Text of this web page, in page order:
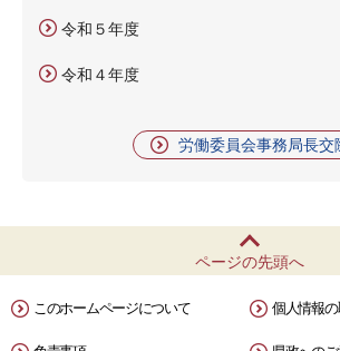
令和５年度
令和４年度
労働委員会事務局長交
ページの先頭へ
このホームページについて 個人情報